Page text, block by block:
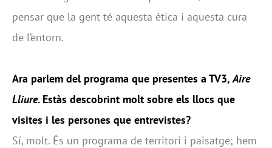
pensar que la gent té aquesta ètica i aquesta cura
de l’entorn.
Ara parlem del programa que presentes a TV3,Aire
Lliure. Estàs descobrint molt sobre els llocs que
visites i les persones que entrevistes?
Sí, molt. És un programa de territori i paisatge; hem